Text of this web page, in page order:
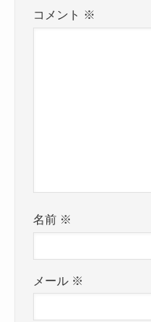
コメント ※
名前 ※
メール ※